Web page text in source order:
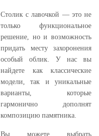
Столик с лавочкой — это не
только функциональное
решение, но и возможность
придать месту захоронения
особый облик. У нас вы
найдете как классические
модели, так и уникальные
варианты, которые
гармонично дополнят
композицию памятника.
Вы можете выбрать